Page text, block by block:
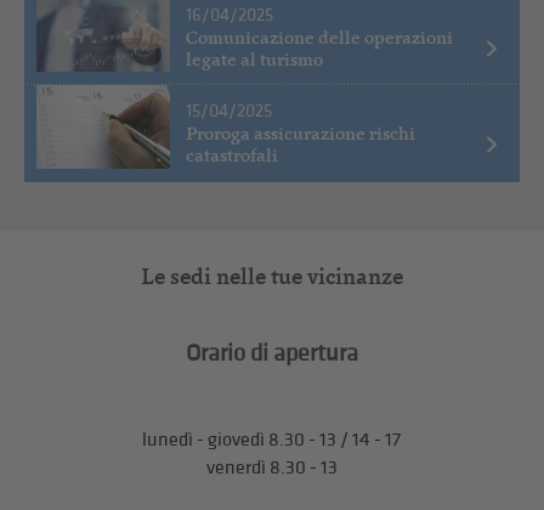
16/04/2025
Comunicazione delle operazioni
legate al turismo
15/04/2025
Proroga assicurazione rischi
catastrofali
Le sedi nelle tue vicinanze
Orario di apertura
lunedì - giovedì 8.30 - 13 / 14 - 17
venerdì 8.30 - 13